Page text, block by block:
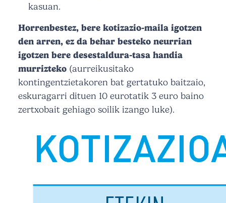
kasuan.
Horrenbestez, bere kotizazio-maila igotzen
den arren, ez da behar besteko neurrian
igotzen bere desestaldura-tasa handia
murrizteko (aurreikusitako
kontingentzietakoren bat gertatuko baitzaio,
eskuragarri dituen 10 eurotatik 3 euro baino
zertxobait gehiago soilik izango luke).